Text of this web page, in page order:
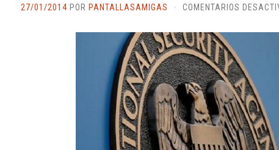
27/01/2014 POR PANTALLASAMIGAS · COMENTARIOS